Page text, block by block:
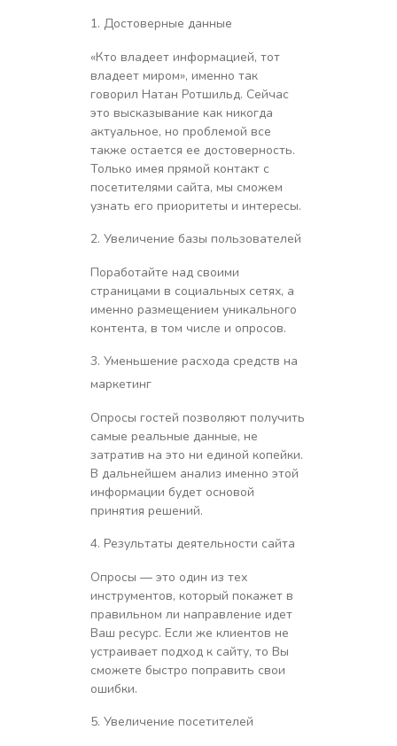
Достоверные данные
«Кто владеет информацией, тот
владеет миром», именно так
говорил Натан Ротшильд. Сейчас
это высказывание как никогда
актуальное, но проблемой все
также остается ее достоверность.
Только имея прямой контакт с
посетителями сайта, мы сможем
узнать его приоритеты и интересы.
Увеличение базы пользователей
Поработайте над своими
страницами в социальных сетях, а
именно размещением уникального
контента, в том числе и опросов.
Уменьшение расхода средств на
маркетинг
Опросы гостей позволяют получить
самые реальные данные, не
затратив на это ни единой копейки.
В дальнейшем анализ именно этой
информации будет основой
принятия решений.
Результаты деятельности сайта
Опросы — это один из тех
инструментов, который покажет в
правильном ли направление идет
Ваш ресурс. Если же клиентов не
устраивает подход к сайту, то Вы
сможете быстро поправить свои
ошибки.
Увеличение посетителей